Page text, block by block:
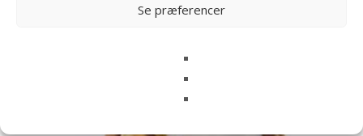
Se præferencer